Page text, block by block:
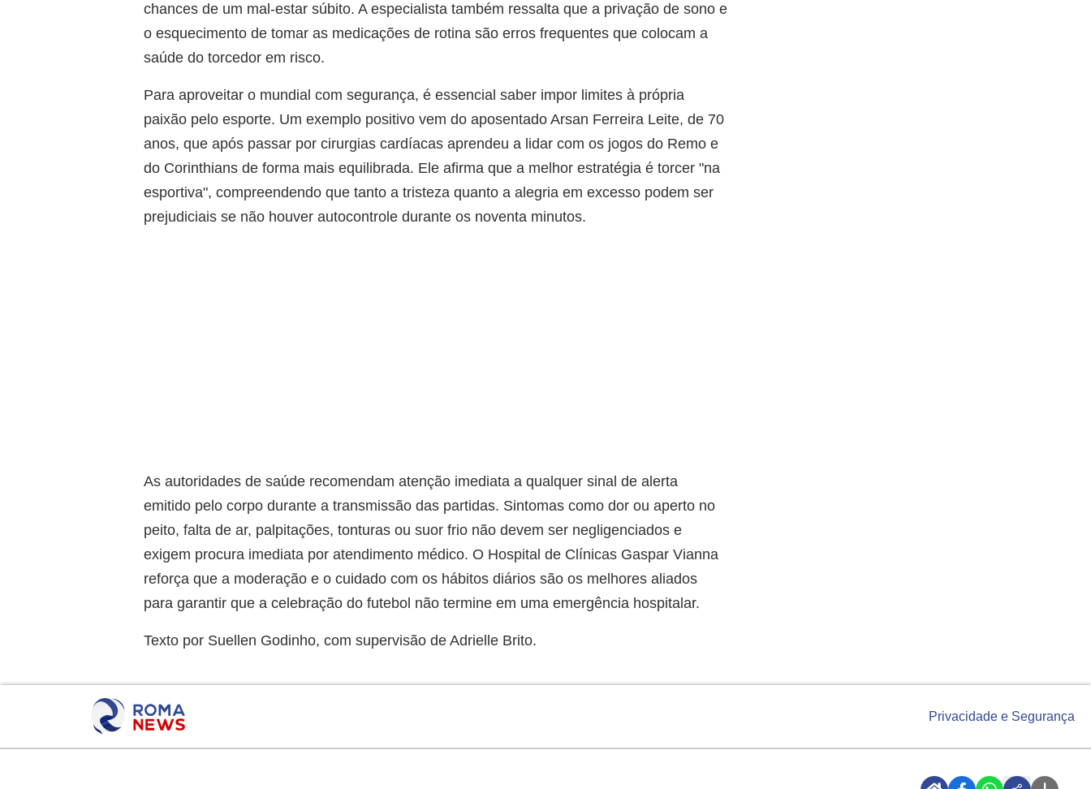
chances de um mal-estar súbito. A especialista também ressalta que a privação de sono e
o esquecimento de tomar as medicações de rotina são erros frequentes que colocam a
saúde do torcedor em risco.
Para aproveitar o mundial com segurança, é essencial saber impor limites à própria
paixão pelo esporte. Um exemplo positivo vem do aposentado Arsan Ferreira Leite, de 70
anos, que após passar por cirurgias cardíacas aprendeu a lidar com os jogos do Remo e
do Corinthians de forma mais equilibrada. Ele afirma que a melhor estratégia é torcer "na
esportiva", compreendendo que tanto a tristeza quanto a alegria em excesso podem ser
prejudiciais se não houver autocontrole durante os noventa minutos.
As autoridades de saúde recomendam atenção imediata a qualquer sinal de alerta
emitido pelo corpo durante a transmissão das partidas. Sintomas como dor ou aperto no
peito, falta de ar, palpitações, tonturas ou suor frio não devem ser negligenciados e
exigem procura imediata por atendimento médico. O Hospital de Clínicas Gaspar Vianna
reforça que a moderação e o cuidado com os hábitos diários são os melhores aliados
para garantir que a celebração do futebol não termine em uma emergência hospitalar.
Texto por Suellen Godinho, com supervisão de Adrielle Brito.
Privacidade e Segurança